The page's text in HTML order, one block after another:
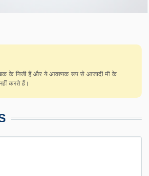
के निजी हैं और ये आवश्यक रूप से आजादी.मी के
नहीं करते हैं।